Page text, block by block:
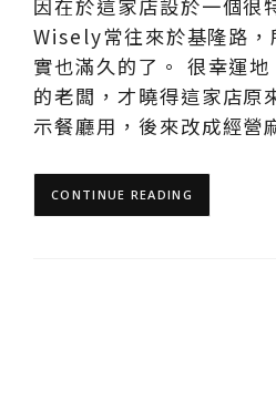
因在於這家店設於一個很
Wisely常往來於基隆路，
實也滿久的了。 很幸運
的老闆，才曉得這家店原
示餐廳用，後來改成經營
CONTINUE READING